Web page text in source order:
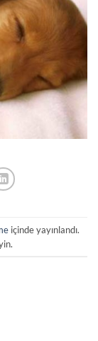
içinde yayınlandı.